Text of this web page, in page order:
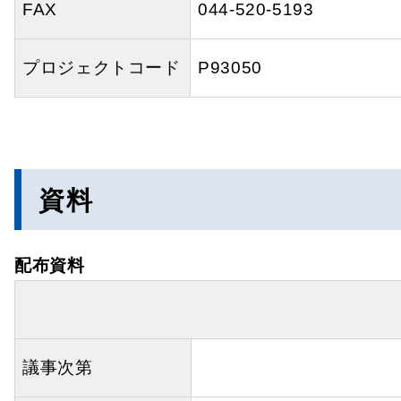
FAX 044-520-5193
プロジェクトコード P93050
資料
配布資料
議事次第